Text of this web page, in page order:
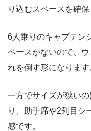
り込むスペースを確保
6人乗りのキャプテン
ペースがないので、
れを倒す形になります
一方でサイズが狭い
り、助手席や2列目シ
感です。